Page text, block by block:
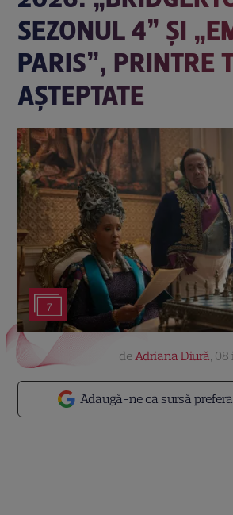
SEZONUL 4” ȘI
PARIS”, PRINTRE
AȘTEPTATE
7
Adaugă-ne ca sursă
deAdriana Diură, 08